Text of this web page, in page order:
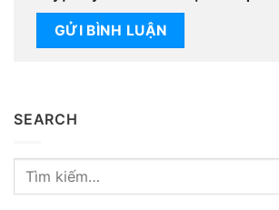
SEARCH